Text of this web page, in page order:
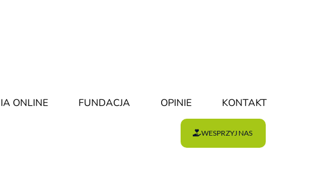
ONLINE FUNDACJA OPINIE KONTAKT
WESPRZYJ NAS